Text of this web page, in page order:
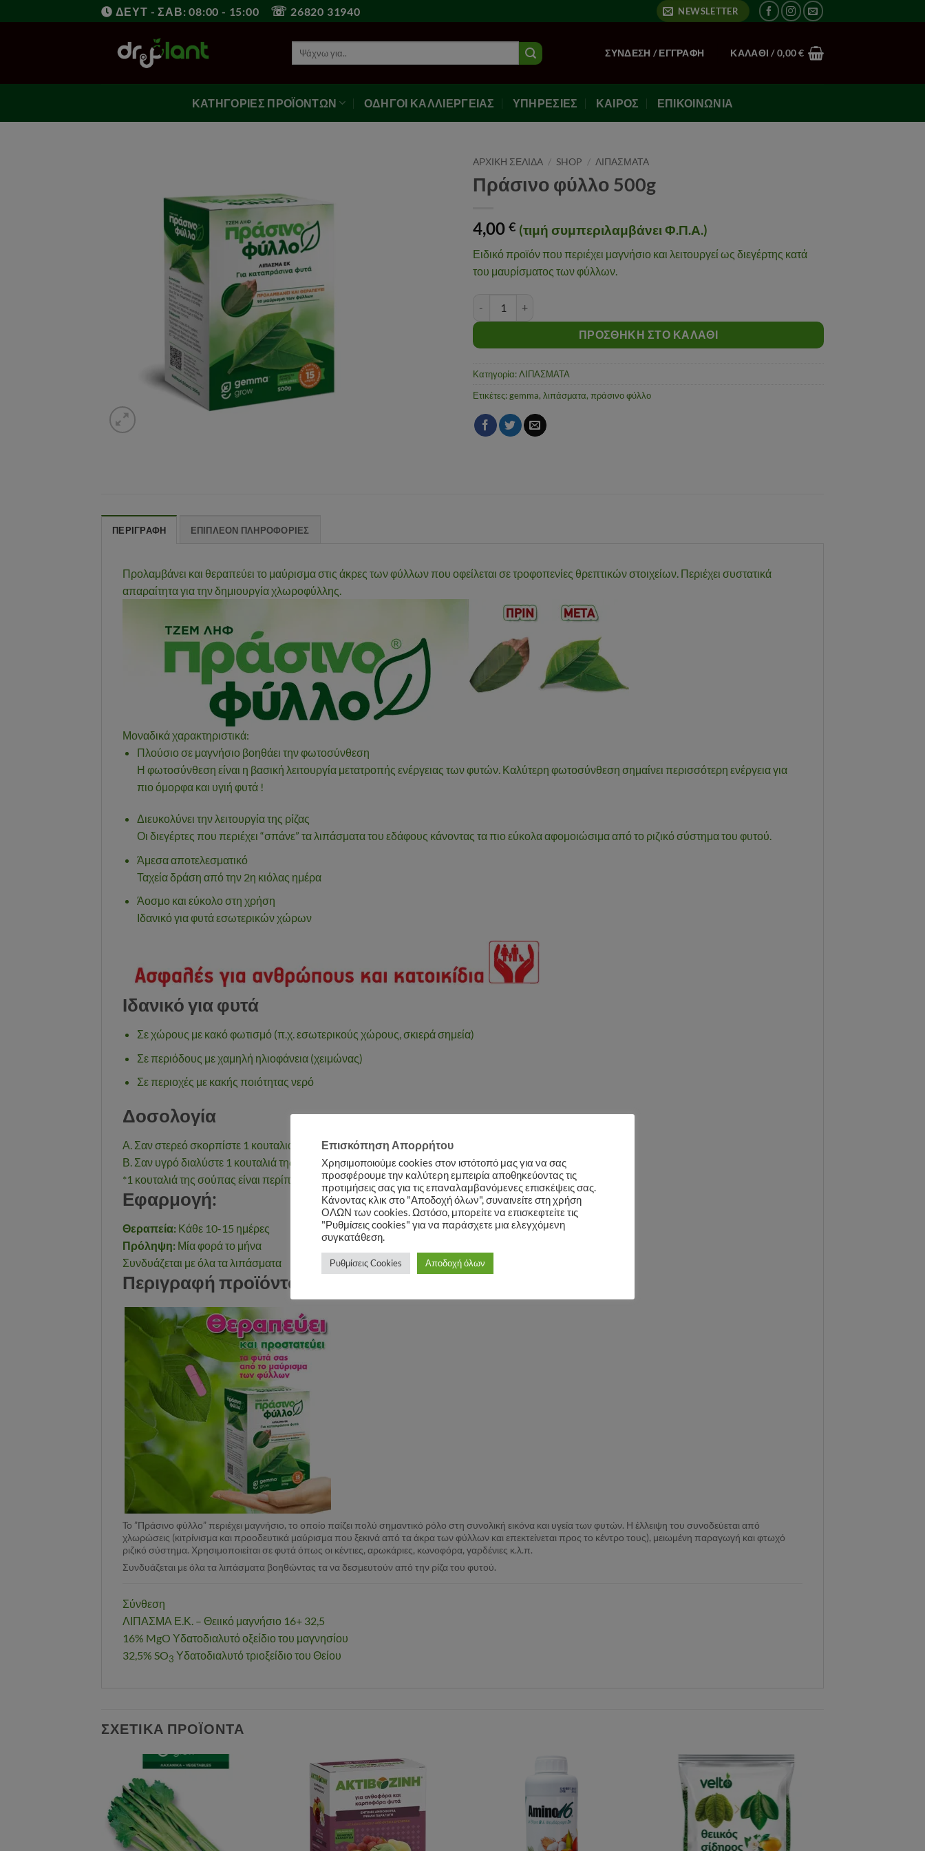
στο
ΔΕΥΤ - ΣΑΒ: 08:00 - 15:00 ☏ 26820 31940 NEWSLETTER
Αναζήτηση
ΣΎΝΔΕΣΗ / ΕΓΓΡΑΦΉ ΚΑΛΆΘΙ /0,00€
ΚΑΤΗΓΟΡΊΕΣ ΠΡΟΪΌΝΤΩΝ ΟΔΗΓΟΙ ΚΑΛΛΙΕΡΓΕΙΑΣ ΥΠΗΡΕΣΙΕΣ ΚΑΙΡΌΣ ΕΠΙΚΟΙΝΩΝΊΑ
ΑΡΧΙΚΉ ΣΕΛΊΔΑ / SHOP / ΛΙΠΑΣΜΑΤΑ
Πράσινο φύλλο 500g
4,00 € (τιμή συμπεριλαμβάνει Φ.Π.Α.)
Ειδικό προϊόν που περιέχει μαγνήσιο και λειτουργεί ως διεγέρτης κατά
του μαυρίσματος των φύλλων.
ΠΡΟΣΘΉΚΗ ΣΤΟ ΚΑΛΆΘΙ
Κατηγορία:ΛΙΠΑΣΜΑΤΑ
Ετικέτες:gemma, λιπάσματα, πράσινο φύλλο
ΠΕΡΙΓΡΑΦΉ ΕΠΙΠΛΈΟΝ ΠΛΗΡΟΦΟΡΊΕΣ
Προλαμβάνει και θεραπεύει το μαύρισμα στις άκρες των φύλλων που οφείλεται σε τροφοπενίες θρεπτικών στοιχείων. Περιέχει συστατικά
απαραίτητα για την δημιουργία χλωροφύλλης.
Μοναδικά χαρακτηριστικά:
Πλούσιο σε μαγνήσιο βοηθάει την φωτοσύνθεση
Η φωτοσύνθεση είναι η βασική λειτουργία μετατροπής ενέργειας των φυτών. Καλύτερη φωτοσύνθεση σημαίνει περισσότερη ενέργεια για
πιο όμορφα και υγιή φυτά !
Διευκολύνει την λειτουργία της ρίζας
Οι διεγέρτες που περιέχει “σπάνε” τα λιπάσματα του εδάφους κάνοντας τα πιο εύκολα αφομοιώσιμα από το ριζικό σύστημα του φυτού.
Άμεσα αποτελεσματικό
Ταχεία δράση από την 2η κιόλας ημέρα
Άοσμο και εύκολο στη χρήση
Ιδανικό για φυτά εσωτερικών χώρων
Ιδανικό για φυτά
Σε χώρους με κακό φωτισμό (π.χ. εσωτερικούς χώρους, σκιερά σημεία)
Σε περιόδους με χαμηλή ηλιοφάνεια (χειμώνας)
Σε περιοχές με κακής ποιότητας νερό
Δοσολογία
Α. Σαν στερεό σκορπίστε 1 κουταλιά της σούπας σε μεσαίες γλάστρες (30 εκ.) ή 50-60 g ανά τ.μ.
Β. Σαν υγρό διαλύστε 1 κουταλιά της σούπας σε 1 λίτρο νερό ή 100 g σε 10 λίτρα και ποτίστε
*1 κουταλιά της σούπας είναι περίπου 10-12 g (ενδεικτική δόση)
Εφαρμογή:
Θεραπεία: Κάθε 10-15 ημέρες
Πρόληψη: Μία φορά το μήνα
Συνδυάζεται με όλα τα λιπάσματα
Περιγραφή προϊόντος
To ”Πράσινο φύλλο” περιέχει μαγνήσιο, το οποίο παίζει πολύ σημαντικό ρόλο στη συνολική εικόνα και υγεία των φυτών. Η έλλειψη του συνοδεύεται από
χλωρώσεις (κιτρίνισμα και προοδευτικά μαύρισμα που ξεκινά από τα άκρα των φύλλων και επεκτείνεται προς το κέντρο τους), μειωμένη παραγωγή και φτωχό
ριζικό σύστημα. Χρησιμοποιείται σε φυτά όπως οι κέντιες, αρωκάριες, κωνοφόρα, γαρδένιες κ.λ.π.
Συνδυάζεται με όλα τα λιπάσματα βοηθώντας τα να δεσμευτούν από την ρίζα του φυτού.
Σύνθεση
ΛΙΠΑΣΜΑ Ε.Κ. – Θειικό μαγνήσιο 16+ 32,5
16% MgO Υδατοδιαλυτό οξείδιο του μαγνησίου
32,5% SO3 Υδατοδιαλυτό τριοξείδιο του Θείου
ΣΧΕΤΙΚΆ ΠΡΟΪΌΝΤΑ
Επισκόπηση Απορρήτου
Χρησιμοποιούμε cookies στον ιστότοπό μας για να σας
προσφέρουμε την καλύτερη εμπειρία αποθηκεύοντας τις
προτιμήσεις σας για τις επαναλαμβανόμενες επισκέψεις σας.
Κάνοντας κλικ στο "Αποδοχή όλων", συναινείτε στη χρήση
ΟΛΩΝ των cookies. Ωστόσο, μπορείτε να επισκεφτείτε τις
"Ρυθμίσεις cookies" για να παράσχετε μια ελεγχόμενη
συγκατάθεση.
Ρυθμίσεις Cookies Αποδοχή όλων